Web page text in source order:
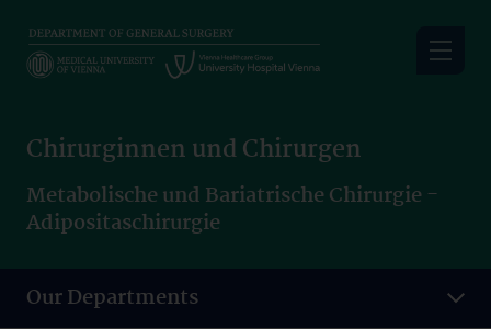
main
Chirurginnen und Chirurgen
Metabolische und Bariatrische Chirurgie -
Adipositaschirurgie
Our Departments